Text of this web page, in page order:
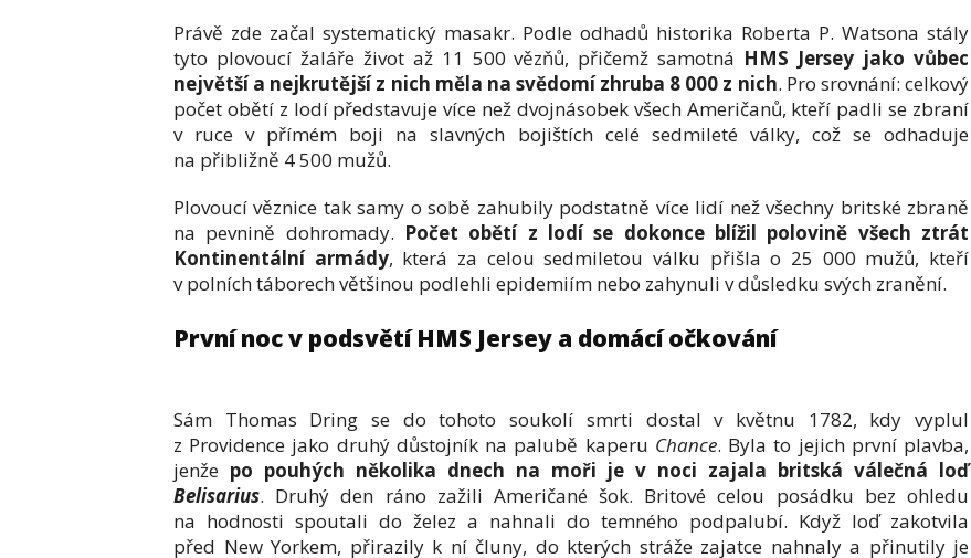
Právě zde začal systematický masakr. Podle odhadů historika Roberta P. Watsona stály
tyto plovoucí žaláře život až 11 500 vězňů, přičemž samotná HMS Jersey jako vůbec
největší a nejkrutější z nich měla na svědomí zhruba 8 000 z nich. Pro srovnání: celkový
počet obětí z lodí představuje více než dvojnásobek všech Američanů, kteří padli se zbraní
v ruce v přímém boji na slavných bojištích celé sedmileté války, což se odhaduje
na přibližně 4 500 mužů.
Plovoucí věznice tak samy o sobě zahubily podstatně více lidí než všechny britské zbraně
na pevnině dohromady. Počet obětí z lodí se dokonce blížil polovině všech ztrát
Kontinentální armády, která za celou sedmiletou válku přišla o 25 000 mužů, kteří
v polních táborech většinou podlehli epidemiím nebo zahynuli v důsledku svých zranění.
První noc v podsvětí HMS Jersey a domácí očkování
Sám Thomas Dring se do tohoto soukolí smrti dostal v květnu 1782, kdy vyplul
z Providence jako druhý důstojník na palubě kaperu Chance. Byla to jejich první plavba,
jenže po pouhých několika dnech na moři je v noci zajala britská válečná loď
Belisarius. Druhý den ráno zažili Američané šok. Britové celou posádku bez ohledu
na hodnosti spoutali do želez a nahnali do temného podpalubí. Když loď zakotvila
před New Yorkem, přirazily k ní čluny, do kterých stráže zajatce nahnaly a přinutily je